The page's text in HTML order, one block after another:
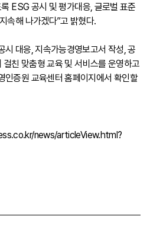
ESG 공시 및 평가대응, 글로벌 표준
속해 나가겠다”고 밝혔다.
대응, 지속가능경영보고서 작성, 공
친 맞춤형 교육 및 서비스를 운영하고
인증원 교육센터 홈페이지에서 확인할
news/articleView.html?